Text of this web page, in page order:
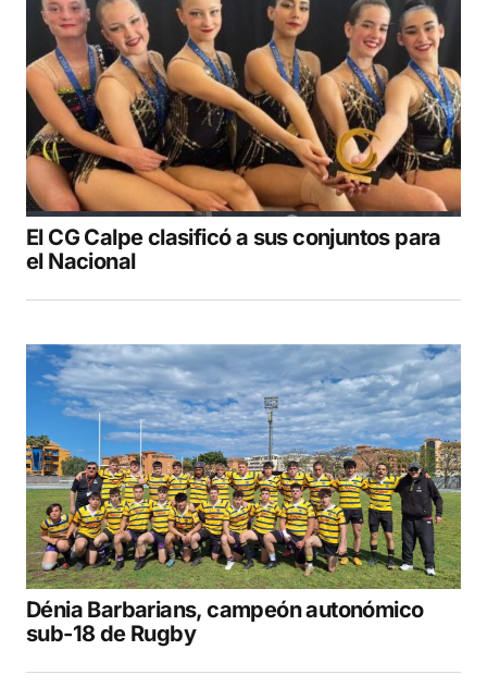
El CG Calpe clasificó a sus conjuntos para
el Nacional
Dénia Barbarians, campeón autonómico
sub-18 de Rugby